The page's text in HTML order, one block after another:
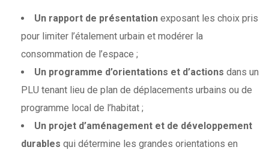
Un rapport de présentation exposant les choix pris
pour limiter l’étalement urbain et modérer la
consommation de l’espace ;
Un programme d’orientations et d’actions dans un
PLU tenant lieu de plan de déplacements urbains ou de
programme local de l’habitat ;
Un projet d’aménagement et de développement
durables qui détermine les grandes orientations en